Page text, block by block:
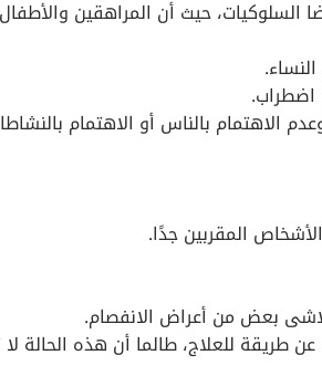
حيث أن المراهقين والأطفال
الاهتمام بالناس أو الاهتمام
المقربين جدًا.
بعض من أعراض الانفصام.
طريقة للعلاج، طالما أن هذه الحالة